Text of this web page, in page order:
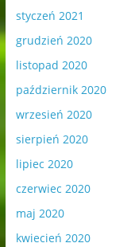
styczeń 2021
grudzień 2020
listopad 2020
październik 2020
wrzesień 2020
sierpień 2020
lipiec 2020
czerwiec 2020
maj 2020
kwiecień 2020